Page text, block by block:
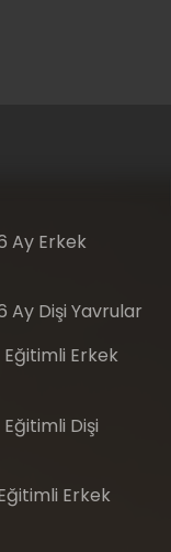
Ay Erkek
Ay Dişi Yavrular
Erkek
Dişi
Erkek